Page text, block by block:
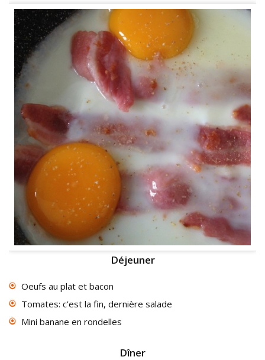
Déjeuner
Oeufs au plat et bacon
Tomates: c’est la fin, dernière salade
Mini banane en rondelles
Dîner